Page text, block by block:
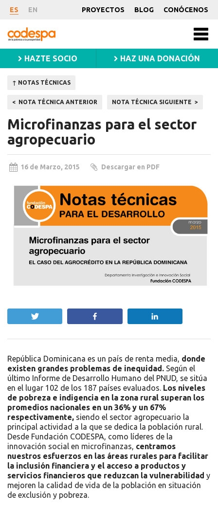
Nota
Técnica
ES EN PROYECTOS BLOG CONÓCENOS
CODESPA
HAZTE SOCIO HAZ UNA DONACIÓN
↑ NOTAS TÉCNICAS
Navegación
de
entradas
NOTA TÉCNICA ANTERIOR NOTA TÉCNICA SIGUIENTE
Microfinanzas para el sector
agropecuario
16 de Marzo, 2015 Descargar en PDF
República Dominicana es un país de renta media, donde
existen grandes problemas de inequidad. Según el
último Informe de Desarrollo Humano del PNUD, se sitúa
en el lugar 102 de los 187 países evaluados. Los niveles
de pobreza e indigencia en la zona rural superan los
promedios nacionales en un 36% y un 67%
respectivamente, siendo el sector agropecuario la
principal actividad a la que se dedica la población rural.
Desde Fundación CODESPA, como líderes de la
innovación social en microfinanzas, centramos
nuestros esfuerzos en las áreas rurales para facilitar
la inclusión financiera y el acceso a productos y
servicios financieros que reduzcan la vulnerabilidad y
mejoren la calidad de vida de la población en situación
de exclusión y pobreza.